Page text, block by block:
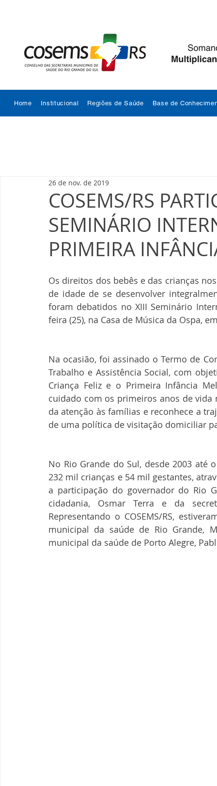
Home Institucional Regiões de Saúde Base de
COSEMS/RS
SEMINÁRIO
PRIMEIRA
26 de nov. de 2019
Os direitos dos bebês e das crianças
de idade de se desenvolver
foram debatidos no XIII Seminário
feira (25), na Casa de Música da Ospa,
Na ocasião, foi assinado o Termo de
Trabalho e Assistência Social, com
Criança Feliz e o Primeira Infância
cuidado com os primeiros anos de vida
da atenção às famílias e reconhece a
de uma política de visitação domiciliar
No Rio Grande do Sul, desde 2003 até
232 mil crianças e 54 mil gestantes,
a participação do governador do Rio
cidadania, Osmar Terra e da
Representando o COSEMS/RS,
municipal da saúde de Rio Grande,
municipal da saúde de Porto Alegre,